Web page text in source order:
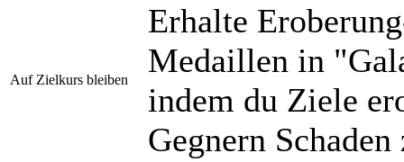
Auf Zielkurs bleiben
Erhalte
Medaillen in
indem du Ziele
Gegnern